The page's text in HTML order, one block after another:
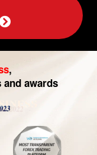
,
awards